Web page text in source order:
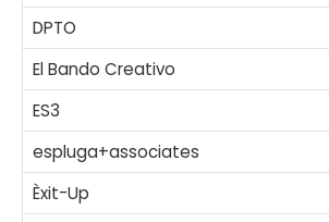
DPTO
El Bando Creativo
ES3
espluga+associates
Èxit-Up